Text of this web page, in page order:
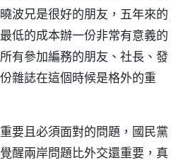
波兄是很好的朋友，五年來的
低的成本辦一份非常有意義的
有參加編務的朋友、社長、發
雜誌在這個時候是格外的重
要且必須面對的問題，國民黨
醒兩岸問題比外交還重要，真